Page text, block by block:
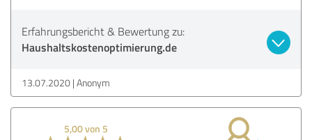
Erfahrungsbericht & Bewertung zu:
Haushaltskostenoptimierung.de
13.07.2020 Anonym
5,00 von 5